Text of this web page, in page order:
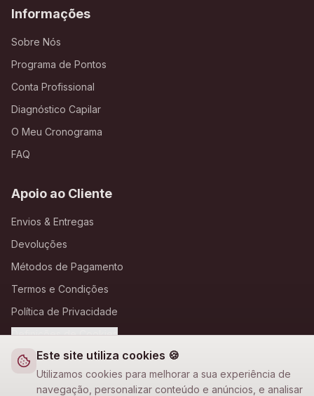
Este site utiliza cookies 🍪
Utilizamos cookies para melhorar a sua experiência de
navegação, personalizar conteúdo e anúncios, e analisar
Informações
Sobre Nós
Programa de Pontos
Conta Profissional
Diagnóstico Capilar
O Meu Cronograma
FAQ
Apoio ao Cliente
Envios & Entregas
Devoluções
Métodos de Pagamento
Termos e Condições
Política de Privacidade
Definições de Cookies
A Loja Nova